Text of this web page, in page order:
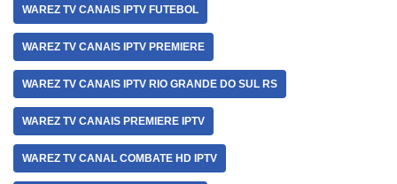
WAREZ TV CANAIS IPTV FUTEBOL
WAREZ TV CANAIS IPTV PREMIERE
WAREZ TV CANAIS IPTV RIO GRANDE DO SUL RS
WAREZ TV CANAIS PREMIERE IPTV
WAREZ TV CANAL COMBATE HD IPTV